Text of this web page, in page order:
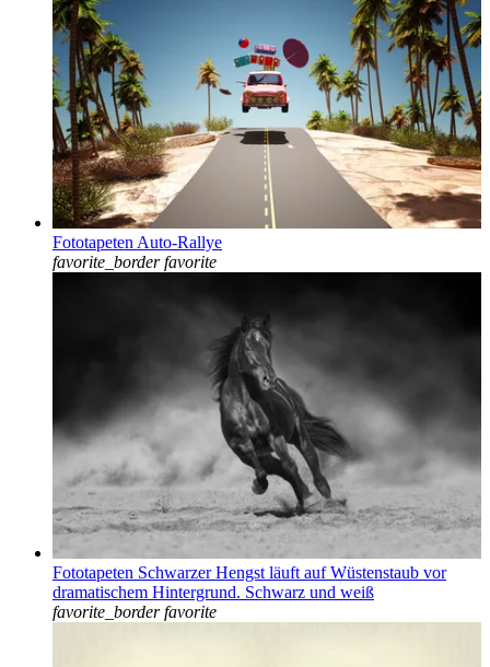
Fototapeten Auto-Rallye
favorite_border favorite
Fototapeten Schwarzer Hengst läuft auf Wüstenstaub vor
dramatischem Hintergrund. Schwarz und weiß
favorite_border favorite